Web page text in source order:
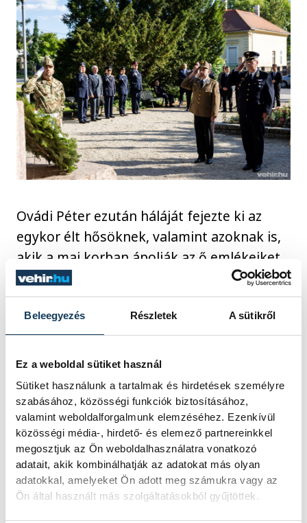
Beleegyezés Részletek A sütikről
Ez a weboldal sütiket használ
Sütiket használunk a tartalmak és hirdetések személyre
szabásához, közösségi funkciók biztosításához,
valamint weboldalforgalmunk elemzéséhez. Ezenkívül
közösségi média-, hirdető- és elemező partnereinkkel
megosztjuk az Ön weboldalhasználatra vonatkozó
adatait, akik kombinálhatják az adatokat más olyan
adatokkal, amelyeket Ön adott meg számukra vagy az
Ön által használt más szolgáltatásokból gyűjtöttek.
Ovádi Péter ezután háláját fejezte ki az
egykor élt hősöknek, valamint azoknak is,
akik a mai korban ápolják az ő emlékeiket
és tovább viszik azokat az értékeket,
amiket ők is képviseltek.
egyházak részéről Udvardy György,
veszprémi érsek és Szabó György
alezredes, protestáns tábori lelkész
mondták el imájukat a hősökért, majd a
jelenlévő fegyveres erők és politikai
szervezetek képviselői koszorút helyeztek
el az emlékműnél.